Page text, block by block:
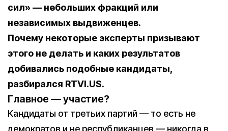
сил» — небольших фракций или
независимых выдвиженцев.
Почему некоторые эксперты призывают
этого не делать и каких результатов
добивались подобные кандидаты,
разбирался RTVI.US.
Главное — участие?
Кандидаты от третьих партий — то есть не